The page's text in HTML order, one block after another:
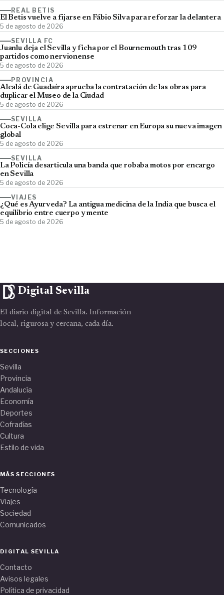
REAL BETIS
El Betis vuelve a fijarse en Fábio Silva para reforzar la delantera
5 de agosto de 2026
SEVILLA FC
Juanlu deja el Sevilla y ficha por el Bournemouth tras 109
partidos como nervionense
5 de agosto de 2026
PROVINCIA
Alcalá de Guadaíra aprueba la contratación de las obras para
duplicar el Museo de la Ciudad
5 de agosto de 2026
SEVILLA
Coca-Cola elige Sevilla para estrenar en Europa su nueva imagen
global
5 de agosto de 2026
SEVILLA
La Policía desarticula una banda que robaba motos por encargo
en Sevilla
5 de agosto de 2026
VIAJES
¿Qué es Ayurveda? La antigua medicina de la India que busca el
equilibrio entre cuerpo y mente
5 de agosto de 2026
Digital Sevilla
El diario digital de Sevilla. Información
local, rigurosa y cercana, cada día.
SECCIONES
Sevilla
Provincia
Andalucía
Economía
Deportes
Cofradías
Cultura
Estilo de vida
MÁS SECCIONES
Tecnología
Viajes
Sociedad
Comunicados
DIGITAL SEVILLA
Contacto
Avisos legales
Política de privacidad